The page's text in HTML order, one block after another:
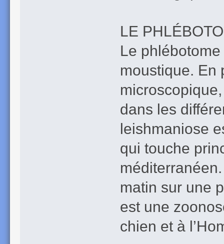
LE
Le
moustique. En
dans les
leishmaniose
qui touche
matin sur une
est une
chien et à